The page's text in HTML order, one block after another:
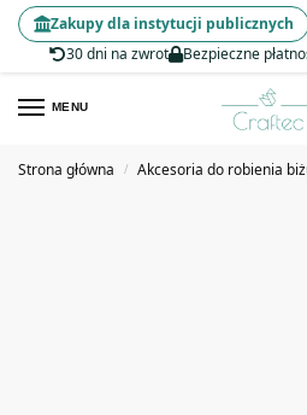
30 dni na zwrot
Bezpieczne
Zakupy dla instytucji publicznych
MENU
Strona główna / Akcesoria do robienia